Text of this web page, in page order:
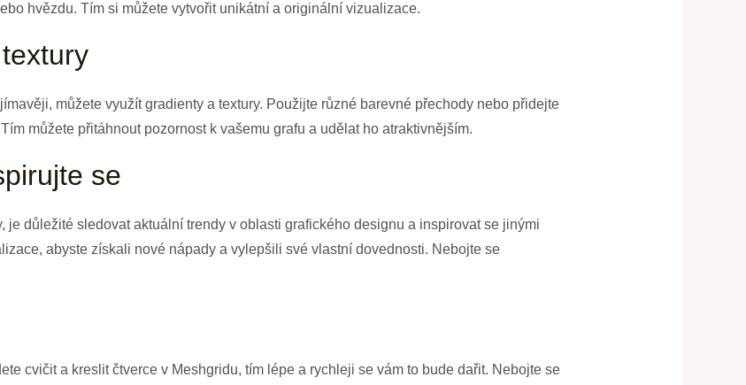
hvězdu. Tím si můžete vytvořit unikátní a originální vizualizace.
můžete využít gradienty a textury. Použijte různé barevné přechody nebo přidejte
můžete přitáhnout pozornost k vašemu grafu a udělat ho atraktivnějším.
se
je důležité sledovat aktuální trendy v oblasti grafického designu a inspirovat se jinými
abyste získali nové nápady a vylepšili své vlastní dovednosti. Nebojte se
cvičit a kreslit čtverce v Meshgridu, tím lépe a rychleji se vám to bude dařit. Nebojte se